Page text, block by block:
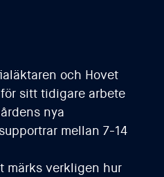
och Hovet
sitt tidigare arbete
nya
mellan 7-14
märks verkligen hur